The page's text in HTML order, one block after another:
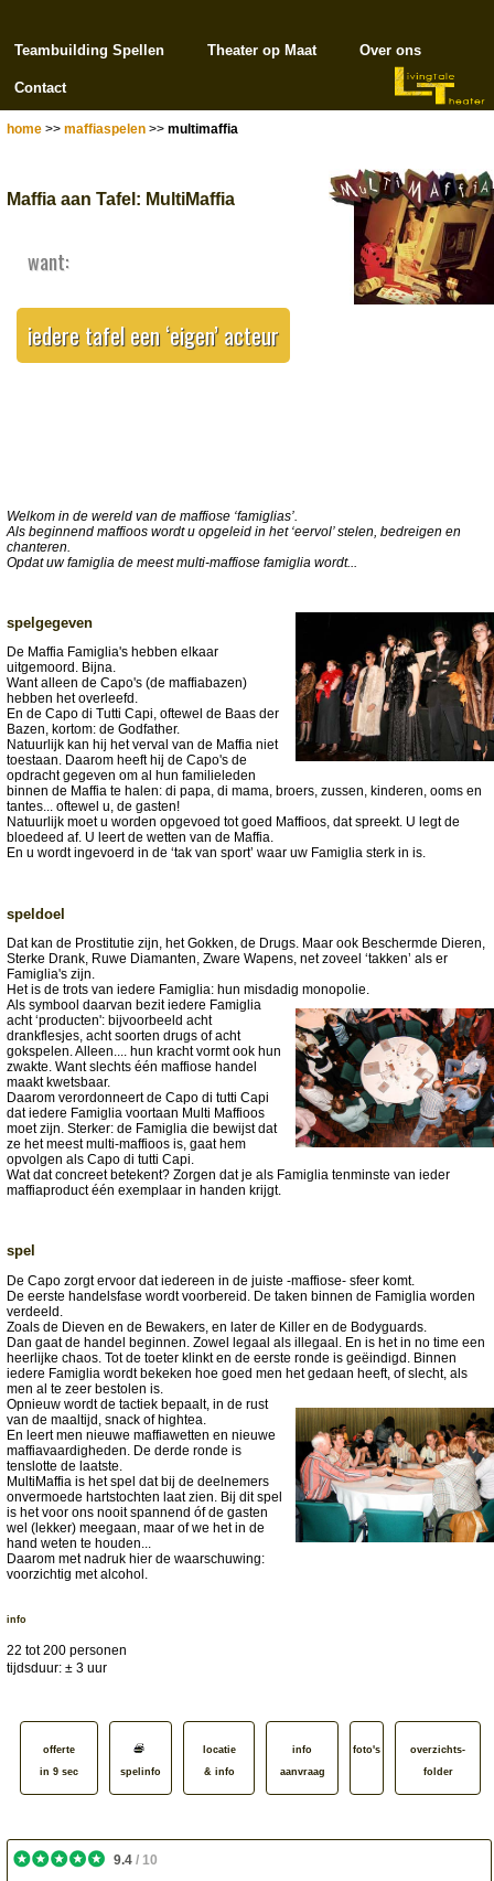
Teambuilding Spellen Theater op Maat Over ons
Contact
home >> maffiaspelen >> multimaffia
Maffia aan Tafel: MultiMaffia
want:
iedere tafel een ‘eigen’ acteur
Welkom in de wereld van de maffiose ‘famiglias’.
Als beginnend maffioos wordt u opgeleid in het ‘eervol’ stelen, bedreigen en
chanteren.
Opdat uw famiglia de meest multi-maffiose famiglia wordt...
spelgegeven
De Maffia Famiglia's hebben elkaar
uitgemoord. Bijna.
Want alleen de Capo's (de maffiabazen)
hebben het overleefd.
En de Capo di Tutti Capi, oftewel de Baas der
Bazen, kortom: de Godfather.
Natuurlijk kan hij het verval van de Maffia niet
toestaan. Daarom heeft hij de Capo's de
opdracht gegeven om al hun familieleden
binnen de Maffia te halen: di papa, di mama, broers, zussen, kinderen, ooms en
tantes... oftewel u, de gasten!
Natuurlijk moet u worden opgevoed tot goed Maffioos, dat spreekt. U legt de
bloedeed af. U leert de wetten van de Maffia.
En u wordt ingevoerd in de ‘tak van sport’ waar uw Famiglia sterk in is.
speldoel
Dat kan de Prostitutie zijn, het Gokken, de Drugs. Maar ook Beschermde Dieren,
Sterke Drank, Ruwe Diamanten, Zware Wapens, net zoveel ‘takken’ als er
Famiglia's zijn.
Het is de trots van iedere Famiglia: hun misdadig monopolie.
Als symbool daarvan bezit iedere Famiglia
acht ‘producten': bijvoorbeeld acht
drankflesjes, acht soorten drugs of acht
gokspelen. Alleen.... hun kracht vormt ook hun
zwakte. Want slechts één maffiose handel
maakt kwetsbaar.
Daarom verordonneert de Capo di tutti Capi
dat iedere Famiglia voortaan Multi Maffioos
moet zijn. Sterker: de Famiglia die bewijst dat
ze het meest multi-maffioos is, gaat hem
opvolgen als Capo di tutti Capi.
Wat dat concreet betekent? Zorgen dat je als Famiglia tenminste van ieder
maffiaproduct één exemplaar in handen krijgt.
spel
De Capo zorgt ervoor dat iedereen in de juiste -maffiose- sfeer komt.
De eerste handelsfase wordt voorbereid. De taken binnen de Famiglia worden
verdeeld.
Zoals de Dieven en de Bewakers, en later de Killer en de Bodyguards.
Dan gaat de handel beginnen. Zowel legaal als illegaal. En is het in no time een
heerlijke chaos. Tot de toeter klinkt en de eerste ronde is geëindigd. Binnen
iedere Famiglia wordt bekeken hoe goed men het gedaan heeft, of slecht, als
men al te zeer bestolen is.
Opnieuw wordt de tactiek bepaalt, in de rust
van de maaltijd, snack of hightea.
En leert men nieuwe maffiawetten en nieuwe
maffiavaardigheden. De derde ronde is
tenslotte de laatste.
MultiMaffia is het spel dat bij de deelnemers
onvermoede hartstochten laat zien. Bij dit spel
is het voor ons nooit spannend óf de gasten
wel (lekker) meegaan, maar of we het in de
hand weten te houden...
Daarom met nadruk hier de waarschuwing:
voorzichtig met alcohol.
info
22 tot 200 personen
tijdsduur: ± 3 uur
offerte
in 9 sec
spelinfo
locatie
& info
info
aanvraag
foto's
overzichts­
folder
9.4 / 10